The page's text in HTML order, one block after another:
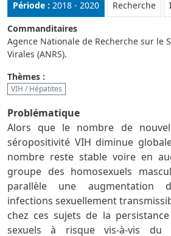
Période : 2018 - 2020 Rubrique :
Recherche
Commanditaires
Agence Nationale de Recherche sur le
Virales (ANRS).
Thèmes :
VIH / Hépatites
Problématique
Alors que le nombre de
séropositivité VIH diminue
nombre reste stable voire en
groupe des homosexuels
parallèle une augmentation
infections sexuellement
chez ces sujets de la
sexuels à risque vis-à-vis du